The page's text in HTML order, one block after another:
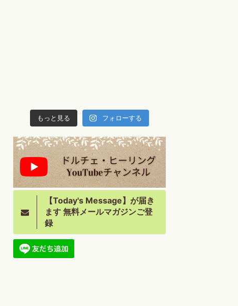
もっと見る フォローする
【Today's Message】が届き
ます 無料メールマガジンご登
録